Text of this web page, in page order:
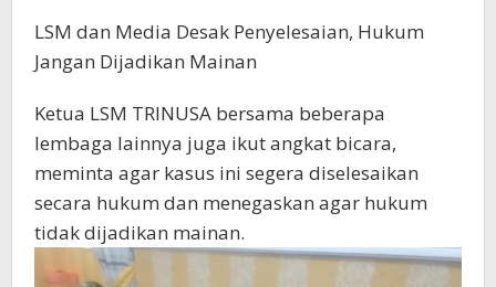
LSM dan Media Desak Penyelesaian, Hukum
Jangan Dijadikan Mainan
Ketua LSM TRINUSA bersama beberapa
lembaga lainnya juga ikut angkat bicara,
meminta agar kasus ini segera diselesaikan
secara hukum dan menegaskan agar hukum
tidak dijadikan mainan.